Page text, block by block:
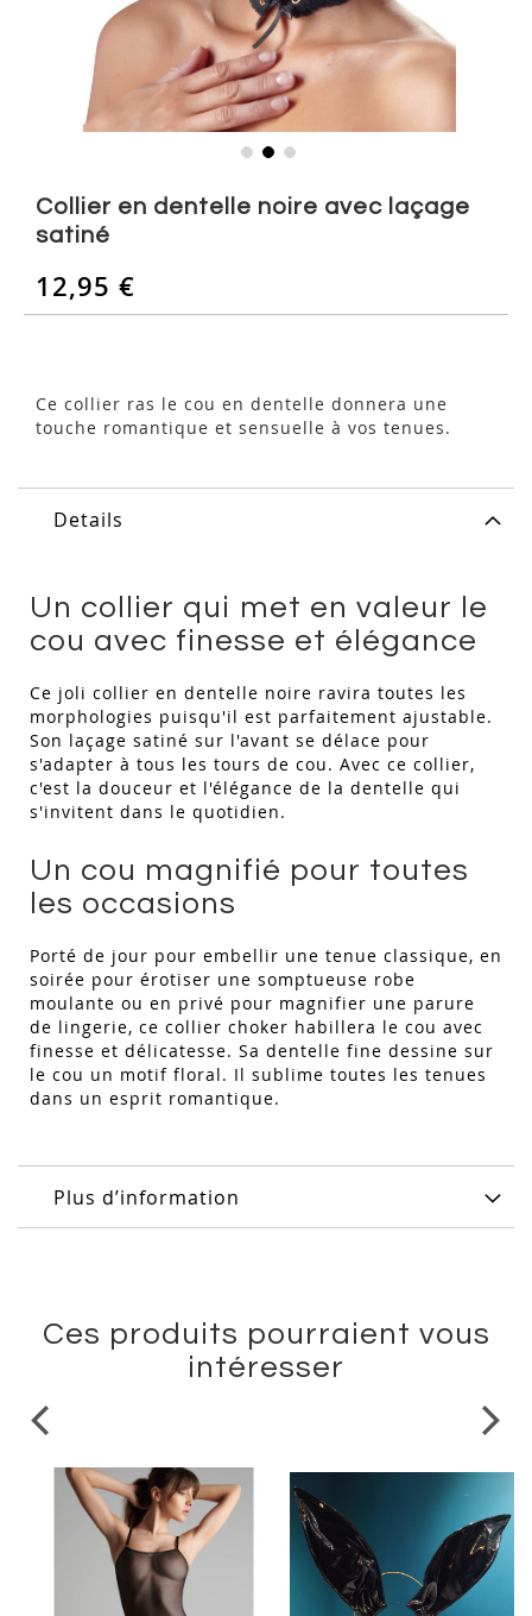
the
beginning
the
images
Collier en dentelle noire avec laçage
satiné
12,95 €
Ce collier ras le cou en dentelle donnera une
touche romantique et sensuelle à vos tenues.
Details
Un collier qui met en valeur le
cou avec finesse et élégance
Ce joli collier en dentelle noire ravira toutes les
morphologies puisqu'il est parfaitement ajustable.
Son laçage satiné sur l'avant se délace pour
s'adapter à tous les tours de cou. Avec ce collier,
c'est la douceur et l'élégance de la dentelle qui
s'invitent dans le quotidien.
Un cou magnifié pour toutes
les occasions
Porté de jour pour embellir une tenue classique, en
soirée pour érotiser une somptueuse robe
moulante ou en privé pour magnifier une parure
de lingerie, ce collier choker habillera le cou avec
finesse et délicatesse. Sa dentelle fine dessine sur
le cou un motif floral. Il sublime toutes les tenues
dans un esprit romantique.
Plus d’information
Ces produits pourraient vous
intéresser